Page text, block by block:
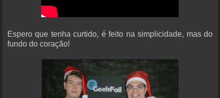
Espero que tenha curtido, é feito na simplicidade, mas do
fundo do coração!